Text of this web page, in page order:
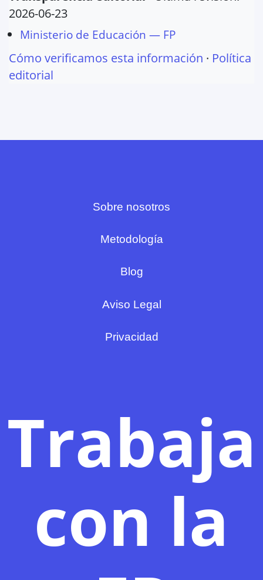
2026-06-23
Ministerio de Educación — FP
Cómo verificamos esta información · Política
editorial
Sobre nosotros
Metodología
Blog
Aviso Legal
Privacidad
Trabaja
con la